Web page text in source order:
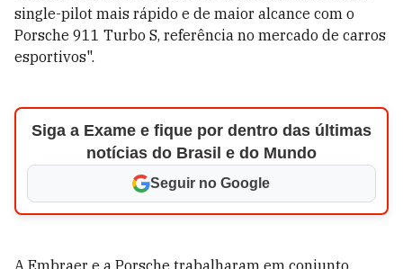
single-pilot mais rápido e de maior alcance com o
Porsche 911 Turbo S, referência no mercado de carros
esportivos".
Siga a Exame e fique por dentro das últimas
notícias do Brasil e do Mundo
Seguir no Google
A Embraer e a Porsche trabalharam em conjunto,